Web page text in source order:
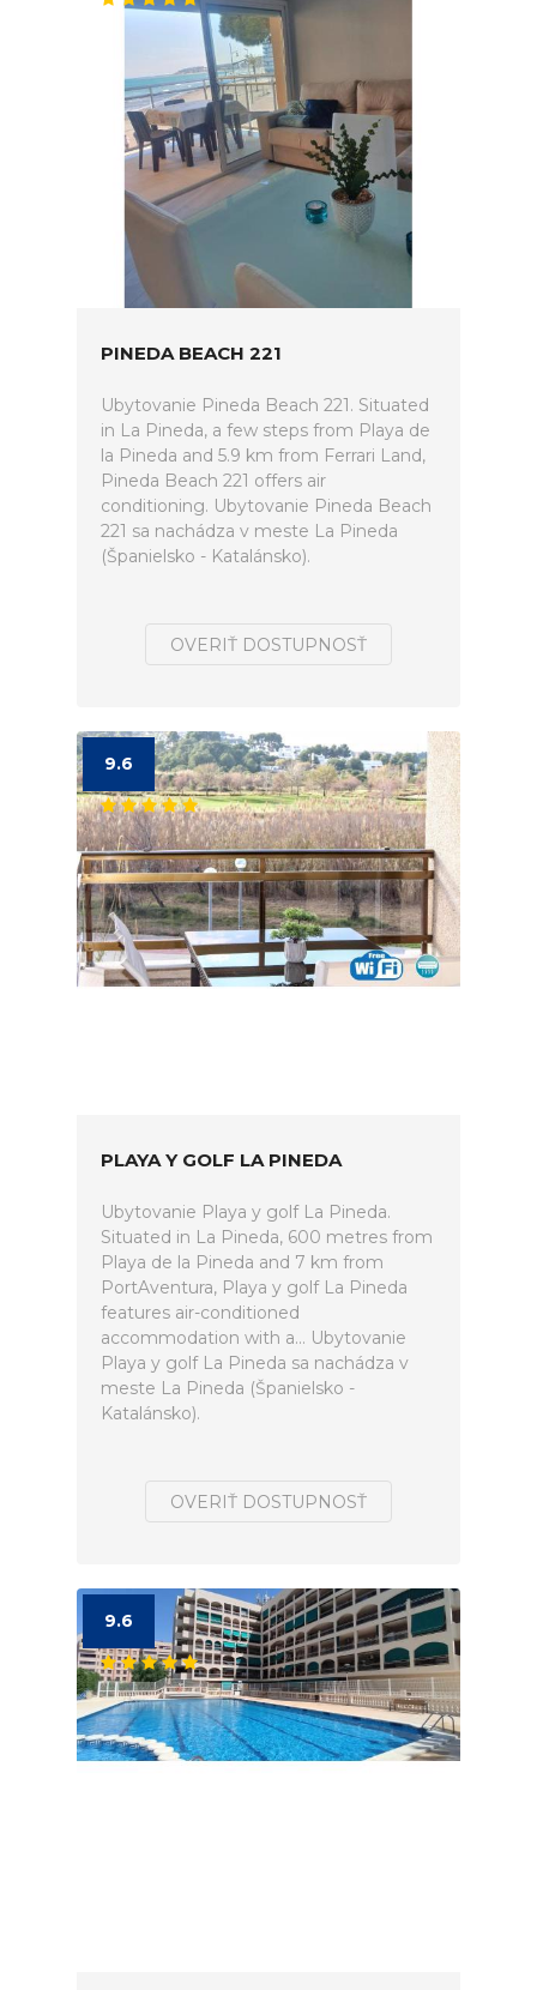
PINEDA BEACH 221
Ubytovanie Pineda Beach 221. Situated
in La Pineda, a few steps from Playa de
la Pineda and 5.9 km from Ferrari Land,
Pineda Beach 221 offers air
conditioning. Ubytovanie Pineda Beach
221 sa nachádza v meste La Pineda
(Španielsko - Katalánsko).
OVERIŤ DOSTUPNOSŤ
9.6
PLAYA Y GOLF LA PINEDA
Ubytovanie Playa y golf La Pineda.
Situated in La Pineda, 600 metres from
Playa de la Pineda and 7 km from
PortAventura, Playa y golf La Pineda
features air-conditioned
accommodation with a... Ubytovanie
Playa y golf La Pineda sa nachádza v
meste La Pineda (Španielsko -
Katalánsko).
OVERIŤ DOSTUPNOSŤ
9.6